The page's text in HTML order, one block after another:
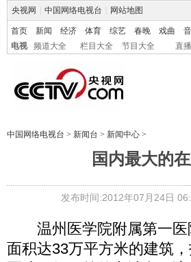
央视网 中国网络电视台 网站地图
首页 新闻 经济 体育 综艺 春晚 戏曲
电视
频道大全 栏目大全 节目大全 直
中国网络电视台 > 新闻台 > 新闻中心 >
国内最大的
发布时间:2012年07月24日
温州医学院附属第一医
面积达33万平方米的建筑